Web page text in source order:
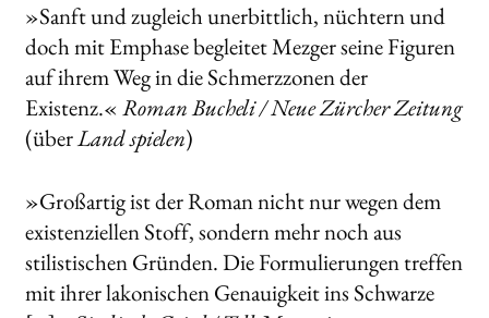
»Sanft und zugleich unerbittlich, nüchtern und
doch mit Emphase begleitet Mezger seine Figuren
auf ihrem Weg in die Schmerzzonen der
Existenz.« Roman Bucheli / Neue Zürcher Zeitung
(überLand spielen)
»Großartig ist der Roman nicht nur wegen dem
existenziellen Stoff, sondern mehr noch aus
stilistischen Gründen. Die Formulierungen treffen
mit ihrer lakonischen Genauigkeit ins Schwarze